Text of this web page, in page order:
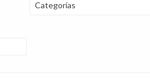
Categorías